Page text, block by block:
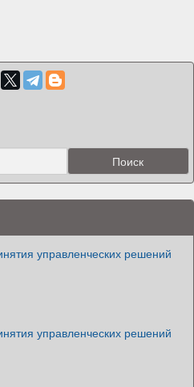
управленческих решений
управленческих решений